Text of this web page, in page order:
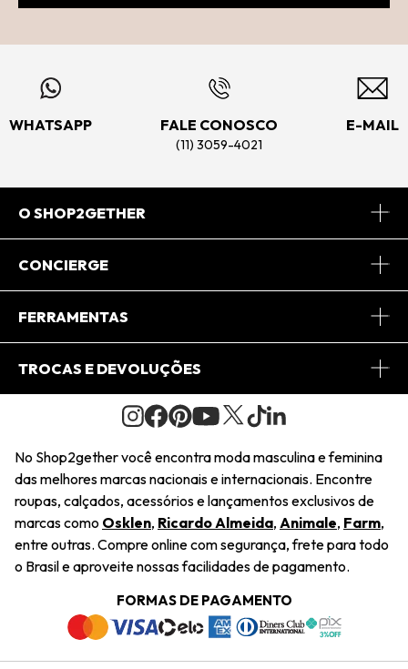
WHATSAPP FALE CONOSCO
(11) 3059-4021
E-MAIL
O SHOP2GETHER
Sobre Nós
Journal
Saiu na Mídia
Sustentabilidade
Navegando
Termos e Condições
Trabalhe Conosco
CONCIERGE
Central de Relacionamento
Regulamento e Promoções
FERRAMENTAS
Minha Conta
Pedido de Presente
Wishlist
TROCAS E DEVOLUÇÕES
Condições Gerais
Troca Fácil
Restituição de Pagamento
Dúvidas Frequentes
Termos e Condições
Política de Privacidade
No Shop2gether você encontra moda masculina e feminina
das melhores marcas nacionais e internacionais. Encontre
roupas, calçados, acessórios e lançamentos exclusivos de
marcas como Osklen, Ricardo Almeida, Animale, Farm,
entre outras. Compre online com segurança, frete para todo
o Brasil e aproveite nossas facilidades de pagamento.
FORMAS DE PAGAMENTO